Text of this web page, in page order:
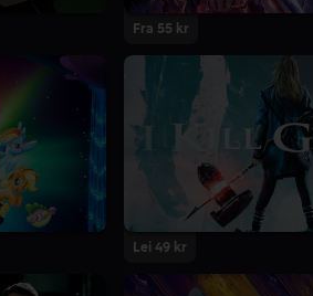
Fra 55 kr
Lei 49 kr